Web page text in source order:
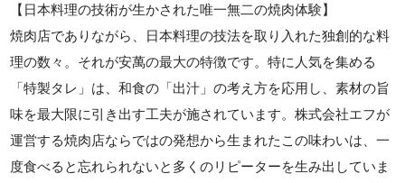
【日本料理の技術が生かされた唯一無二の焼肉体験】
焼肉店でありながら、日本料理の技法を取り入れた独創的な料
理の数々。それが安萬の最大の特徴です。特に人気を集める
「特製タレ」は、和食の「出汁」の考え方を応用し、素材の旨
味を最大限に引き出す工夫が施されています。株式会社エフが
運営する焼肉店ならではの発想から生まれたこの味わいは、一
度食べると忘れられないと多くのリピーターを生み出していま